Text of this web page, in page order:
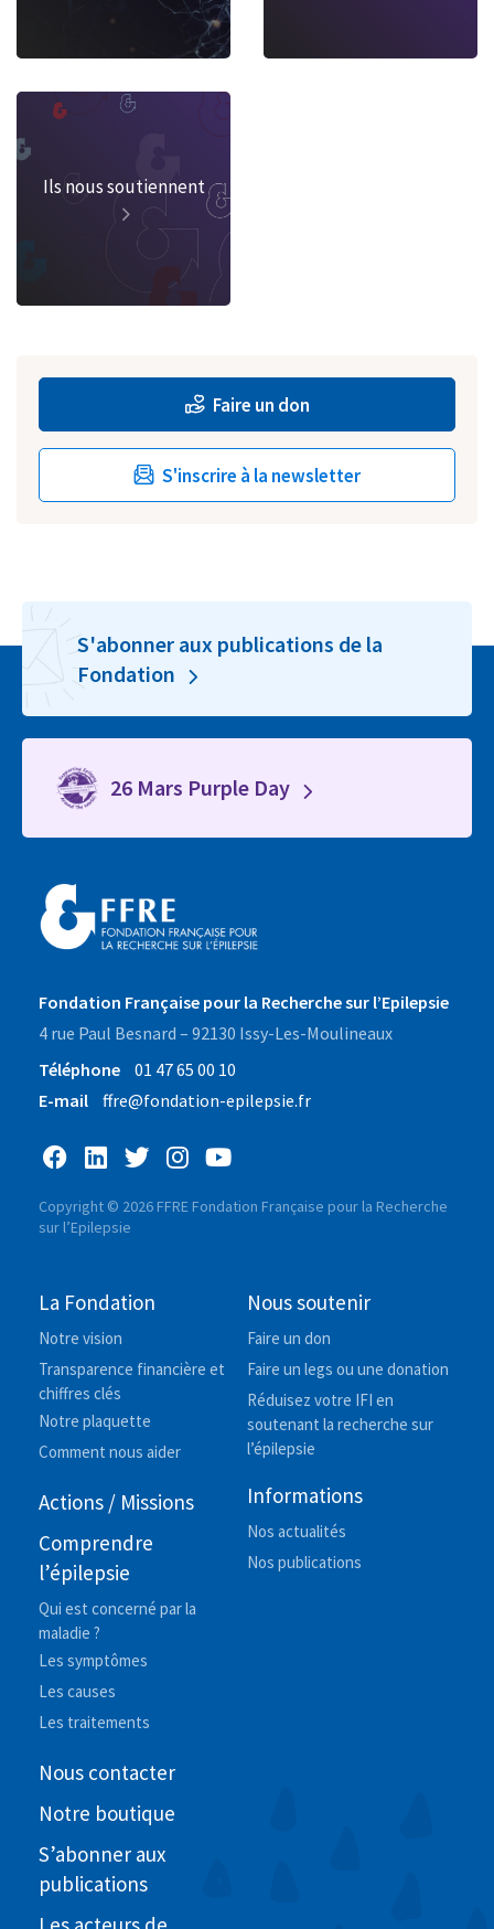
Ils nous soutiennent
Faire un don
S'inscrire à la newsletter
S'abonner aux publications de la
Fondation
26 Mars Purple Day
Fondation Française pour la Recherche sur l’Epilepsie
4 rue Paul Besnard – 92130 Issy-Les-Moulineaux
Téléphone
01 47 65 00 10
E-mail
ffre@fondation-epilepsie.fr
Copyright © 2026 FFRE Fondation Française pour la Recherche
sur l’Epilepsie
La Fondation
Notre vision
Transparence financière et
chiffres clés
Notre plaquette
Comment nous aider
Actions / Missions
Comprendre
l’épilepsie
Qui est concerné par la
maladie ?
Les symptômes
Les causes
Les traitements
Nous soutenir
Faire un don
Faire un legs ou une donation
Réduisez votre IFI en
soutenant la recherche sur
l’épilepsie
Informations
Nos actualités
Nos publications
Nous contacter
Notre boutique
S’abonner aux
publications